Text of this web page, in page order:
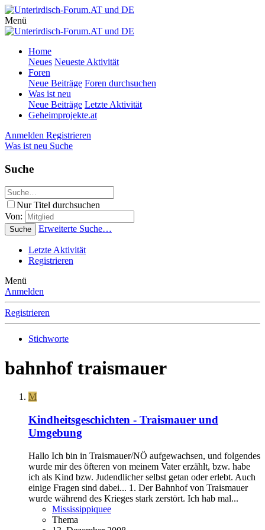
Menü
Home
Neues Neueste Aktivität
Foren
Neue Beiträge Foren durchsuchen
Was ist neu
Neue Beiträge Letzte Aktivität
Geheimprojekte.at
Anmelden Registrieren
Was ist neu Suche
Suche
Nur Titel durchsuchen
Von:
Suche Erweiterte Suche…
Letzte Aktivität
Registrieren
Menü
Anmelden
Registrieren
Stichworte
bahnhof traismauer
M
Kindheitsgeschichten - Traismauer und
Umgebung
Hallo Ich bin in Traismauer/NÖ aufgewachsen, und folgendes
wurde mir des öfteren von meinem Vater erzählt, bzw. habe
ich als Kind bzw. Judendlicher selbst getan oder erlebt. Auch
einige Fragen sind dabei... 1. Der Bahnhof von Traismauer
wurde während des Krieges stark zerstört. Ich hab mal...
Mississippiquee
Thema